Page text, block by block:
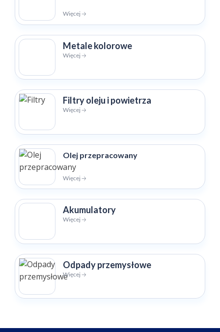
Więcej 🡢
Metale kolorowe
Więcej 🡢
Filtry oleju i powietrza
Więcej 🡢
Olej przepracowany
Więcej 🡢
Akumulatory
Więcej 🡢
Odpady przemysłowe
Więcej 🡢